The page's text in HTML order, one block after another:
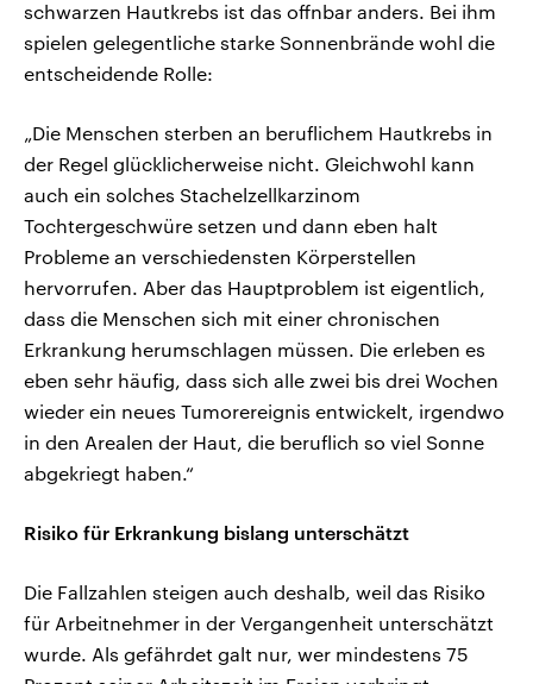
schwarzen Hautkrebs ist das offnbar anders. Bei ihm
spielen gelegentliche starke Sonnenbrände wohl die
entscheidende Rolle:
„Die Menschen sterben an beruflichem Hautkrebs in
der Regel glücklicherweise nicht. Gleichwohl kann
auch ein solches Stachelzellkarzinom
Tochtergeschwüre setzen und dann eben halt
Probleme an verschiedensten Körperstellen
hervorrufen. Aber das Hauptproblem ist eigentlich,
dass die Menschen sich mit einer chronischen
Erkrankung herumschlagen müssen. Die erleben es
eben sehr häufig, dass sich alle zwei bis drei Wochen
wieder ein neues Tumorereignis entwickelt, irgendwo
in den Arealen der Haut, die beruflich so viel Sonne
abgekriegt haben.“
Risiko für Erkrankung bislang unterschätzt
Die Fallzahlen steigen auch deshalb, weil das Risiko
für Arbeitnehmer in der Vergangenheit unterschätzt
wurde. Als gefährdet galt nur, wer mindestens 75